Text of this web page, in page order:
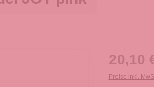
20,10
Preise inkl.